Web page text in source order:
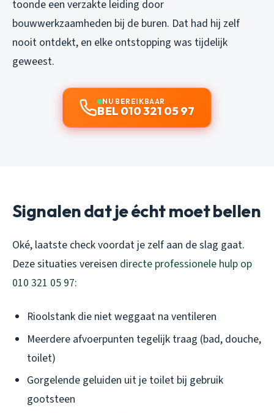
toonde een verzakte leiding door
bouwwerkzaamheden bij de buren. Dat had hij zelf
nooit ontdekt, en elke ontstopping was tijdelijk
geweest.
NU BEREIKBAAR
BEL 010 321 05 97
Signalen dat je écht moet bellen
Oké, laatste check voordat je zelf aan de slag gaat.
Deze situaties vereisen directe professionele hulp op
010 321 05 97:
Rioolstank die niet weggaat na ventileren
Meerdere afvoerpunten tegelijk traag (bad, douche,
toilet)
Gorgelende geluiden uit je toilet bij gebruik
gootsteen